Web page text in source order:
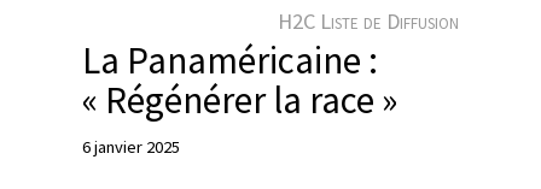
H2C Liste de Diffusion
La Panaméricaine :
« Régénérer la race »
6 janvier 2025